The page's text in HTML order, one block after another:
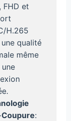
FHD et
H.265
qualité
même
: